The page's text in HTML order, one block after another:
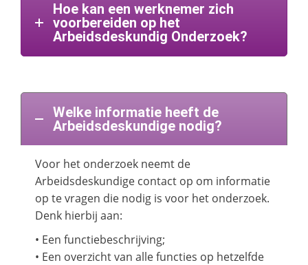
Hoe kan een werknemer zich
voorbereiden op het
Arbeidsdeskundig Onderzoek?
Welke informatie heeft de
Arbeidsdeskundige nodig?
Voor het onderzoek neemt de
Arbeidsdeskundige contact op om informatie
op te vragen die nodig is voor het onderzoek.
Denk hierbij aan:
• Een functiebeschrijving;
• Een overzicht van alle functies op hetzelfde